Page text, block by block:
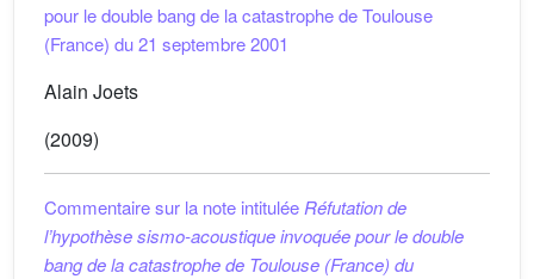
pour le double bang de la catastrophe de Toulouse
(France) du 21 septembre 2001
Alain Joets
(2009)
Commentaire sur la note intitulée Réfutation de
l’hypothèse sismo-acoustique invoquée pour le double
bang de la catastrophe de Toulouse (France) du